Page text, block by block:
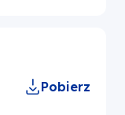
Pobierz